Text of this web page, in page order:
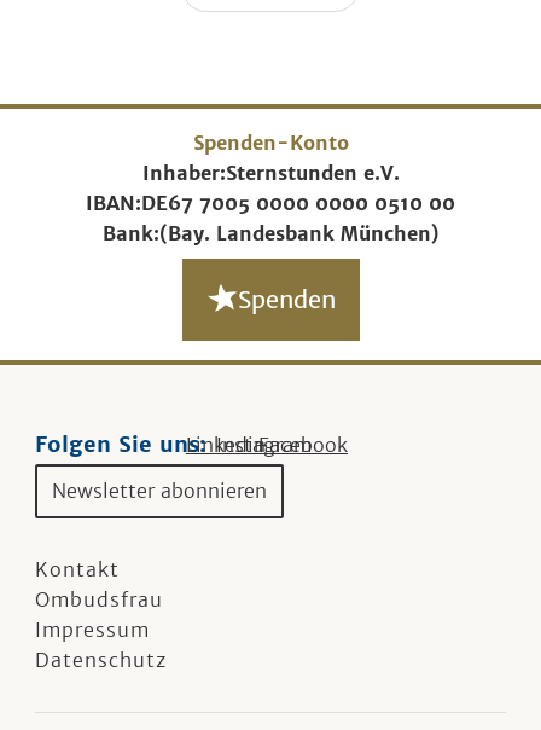
Spenden-Konto
Inhaber:Sternstunden e.V.
IBAN:DE67 7005 0000 0000 0510 00
Bank:(Bay. Landesbank München)
Spenden
Folgen Sie uns:Linkedin
Instagram
Facebook
Newsletter abonnieren
Kontakt
Ombudsfrau
Impressum
Datenschutz